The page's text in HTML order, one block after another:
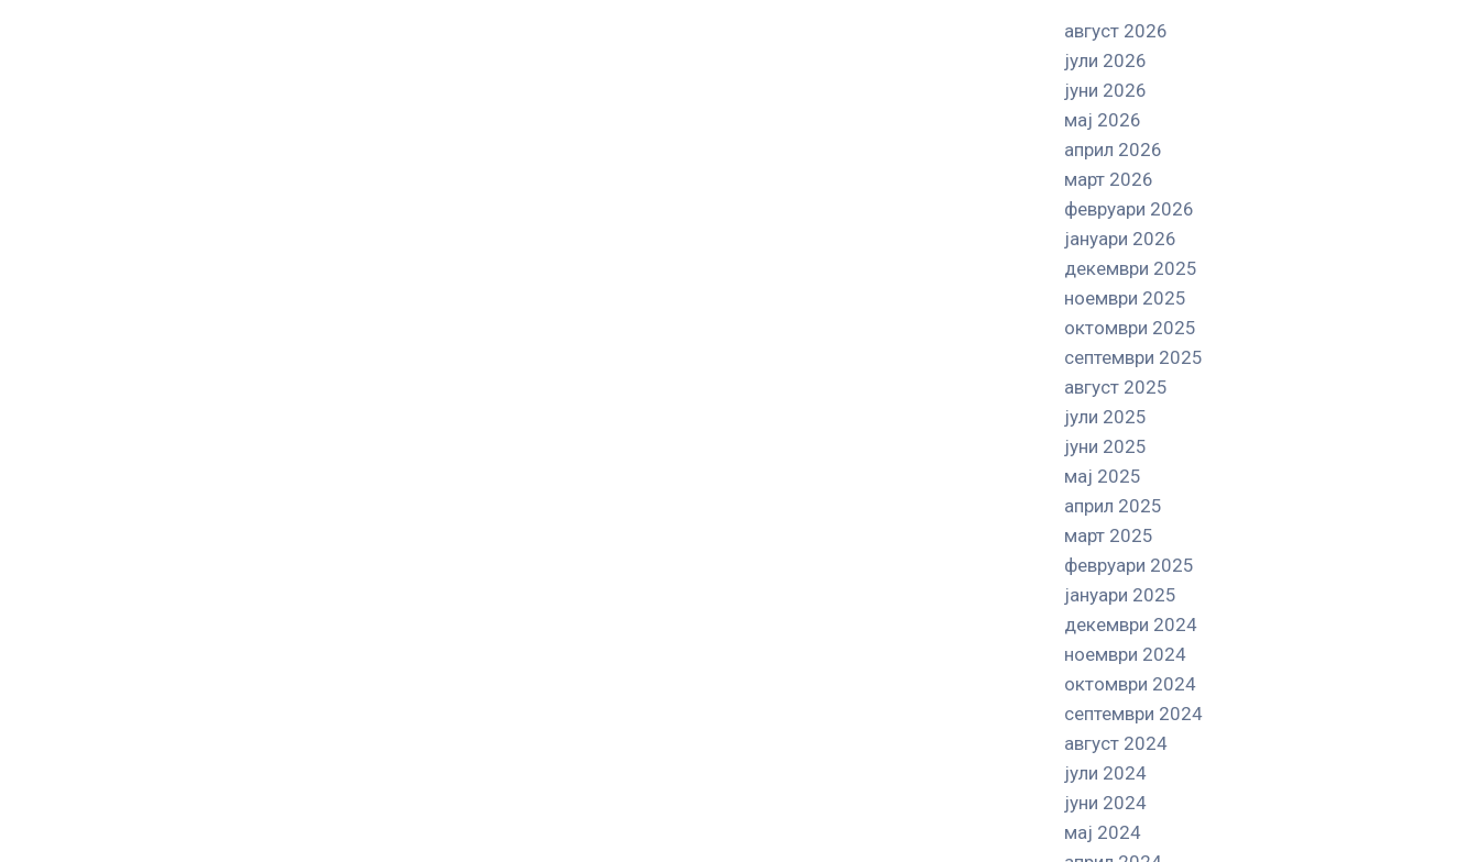
август 2026
јули 2026
јуни 2026
мај 2026
април 2026
март 2026
февруари 2026
јануари 2026
декември 2025
ноември 2025
октомври 2025
септември 2025
август 2025
јули 2025
јуни 2025
мај 2025
април 2025
март 2025
февруари 2025
јануари 2025
декември 2024
ноември 2024
октомври 2024
септември 2024
август 2024
јули 2024
јуни 2024
мај 2024